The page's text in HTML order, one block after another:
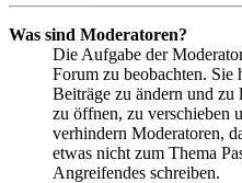
Was sind Moderatoren?
Die Aufgabe der
Forum zu beobachten. Sie
Beiträge zu ändern und zu
zu öffnen, zu verschieben
verhindern Moderatoren,
etwas nicht zum Thema
Angreifendes schreiben.